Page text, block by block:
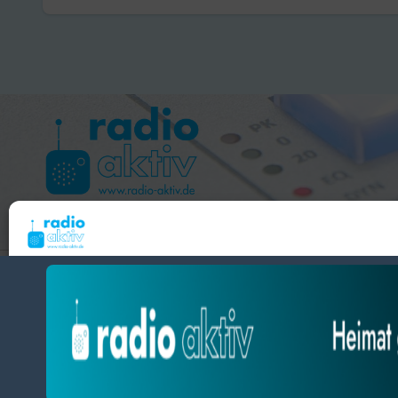
zustimmst, können wir Daten wie das Surfverhalten oder eindeutige IDs auf dieser
verarbeiten. Wenn du deine Zustimmung nicht erteilst oder zurückziehst, können
und Funktionen beeinträchtigt werden.
Hameln 99.3 – Bad Pyrmont 94.8 – Bad Münder 107.2 –
BlogDatabyThemeansar.